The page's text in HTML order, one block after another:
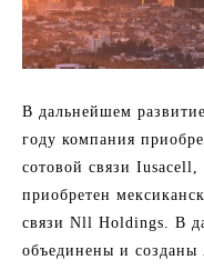
В дальнейшем
году компания
сотовой связи Iusacell,
приобретен
связи Nll Holdings. В
объединены и созданы